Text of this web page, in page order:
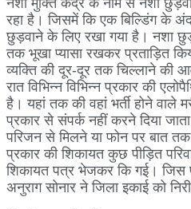
रहा है। जिसमें कि एक बिल्डिंग के
छुड़वाने के लिए रखा गया है। नशा
तक भूखा प्यासा रखकर प्रताड़ित
व्यक्ति की दूर-दूर तक चिल्लाने की
रात विभिन्न विभिन्न प्रकार की
है। यहां तक की वहां भर्ती होने वाले
प्रकार से संपर्क नहीं करने दिया
परिजन से मिलने या फोन पर बात
प्रकार की शिकायत कुछ पीड़ित
शिकायत पत्र भेजकर कि गई। जिस
अनुराग सोनार ने जिला इकाई को